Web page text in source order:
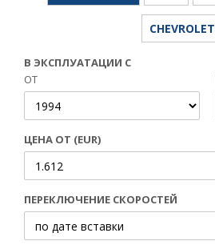
CHEVROLET
В ЭКСПЛУАТАЦИИ С
ОТ
ЦЕНА ОТ (EUR)
ПЕРЕКЛЮЧЕНИЕ СКОРОСТЕЙ